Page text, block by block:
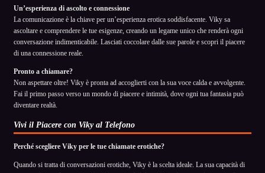
Un’esperienza di ascolto e connessione
La comunicazione è la chiave per un’esperienza erotica soddisfacente. Viky sa
ascoltare e comprendere le tue esigenze, creando un legame unico che renderà ogni
conversazione indimenticabile. Lasciati coccolare dalle sue parole e scopri il piacere
di una connessione reale.
Pronto a chiamare?
Non aspettare oltre! Viky è pronta ad accoglierti con la sua voce calda e avvolgente.
Fai il primo passo verso un mondo di piacere e intimità, dove ogni tua fantasia può
diventare realtà.
Vivi il Piacere con Viky al Telefono
Perché scegliere Viky per le tue chiamate erotiche?
Quando si tratta di conversazioni erotiche, Viky è la scelta ideale. La sua capacità di